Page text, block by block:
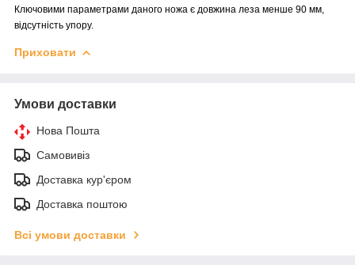
Ключовими параметрами даного ножа є довжина леза менше 90 мм,
відсутність упору.
Приховати
Умови доставки
Нова Пошта
Самовивіз
Доставка кур'єром
Доставка поштою
Всі умови доставки